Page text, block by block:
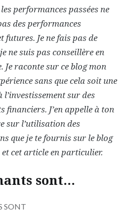
performances passées ne
des performances
futures. Je ne fais pas de
ne suis pas conseillère en
Je raconte sur ce blog mon
sans que cela soit une
sur des
financiers. J’en appelle à ton
sur l’utilisation des
que je te fournis sur le blog
et cet article en particulier.
sont…
SONT